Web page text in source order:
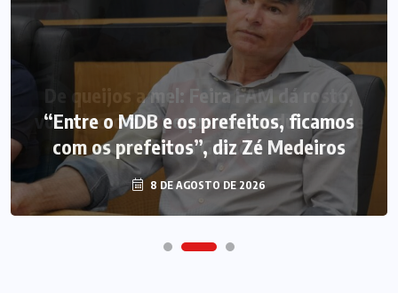
“Entre o MDB e os prefeitos, ficamos
com os prefeitos”, diz Zé Medeiros
8 DE AGOSTO DE 2026